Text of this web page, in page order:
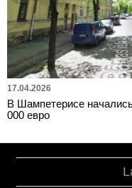
17.04.2026
В Шампетерисе
000 евро